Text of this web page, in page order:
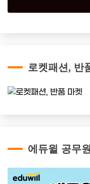
로켓패션, 반
에듀윌 공무